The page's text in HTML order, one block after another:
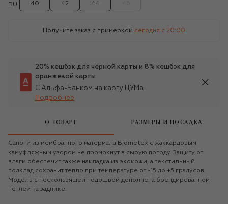
RU 40 42 44
Получите заказ с примеркой сегодня c 20:00
20% кешбэк для чёрной карты и 8% кешбэк для
оранжевой карты
С Альфа-Банком на карту ЦУМа
Подробнее
О ТОВАРЕ РАЗМЕРЫ И ПОСАДКА
Сапоги из мембранного материала Biometex с жаккардовым
камуфляжным узором не промокнут в сырую погоду. Защиту от
влаги обеспечит также накладка из экокожи, а текстильный
подклад сохранит тепло при температуре от -15 до +5 градусов.
Модель с нескользящей подошвой дополнена брендированной
петлей на заднике.